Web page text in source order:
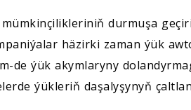
durmuşa
häzirki zaman ýük
de ýük akymlaryny
ýükleriň daşalyşynyň